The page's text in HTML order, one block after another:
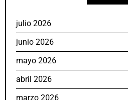
julio 2026
junio 2026
mayo 2026
abril 2026
marzo 2026